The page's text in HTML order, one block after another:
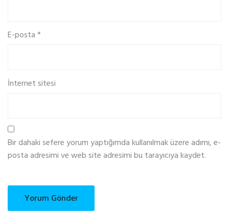
E-posta*
İnternet sitesi
Bir dahaki sefere yorum yaptığımda kullanılmak üzere adımı, e-
posta adresimi ve web site adresimi bu tarayıcıya kaydet.